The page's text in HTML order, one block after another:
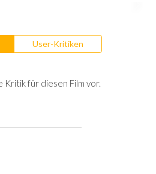
User-Kritiken
Kritik für diesen Film vor.